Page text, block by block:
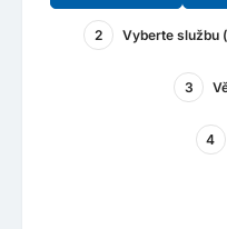
2 Vyberte službu
3
4